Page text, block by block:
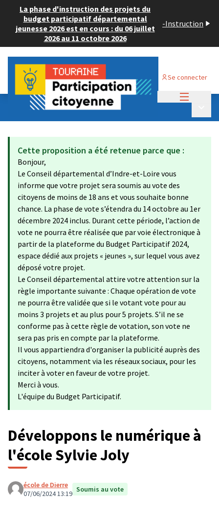
La phase d'instruction des projets du
budget participatif départemental
jeunesse 2026 est en cours : du 06 juillet
2026 au 11 octobre 2026
-Instruction
Se connecter
Budget Participatif JEUNESSE 2024
💡 Consulter les projets déposés
Cette proposition a été retenue parce que :
Bonjour,
Le Conseil départemental d’Indre-et-Loire vous
informe que votre projet sera soumis au vote des
citoyens de moins de 18 ans et vous souhaite bonne
chance. La phase de vote s’étendra du 14 octobre au 1er
décembre 2024 inclus. Durant cette période, l’action de
vote ne pourra être réalisée que par voie électronique à
partir de la plateforme du Budget Participatif 2024,
espace dédié aux projets « jeunes », sur lequel vous avez
déposé votre projet.
Le Conseil départemental attire votre attention sur la
règle importante suivante : Chaque opération de vote
ne pourra être validée que si le votant vote pour au
moins 3 projets et au plus pour 5 projets. S’il ne se
conforme pas à cette règle de votation, son vote ne
sera pas pris en compte par la plateforme.
Il vous appartiendra d'organiser la publicité auprès des
citoyens, notamment via les réseaux sociaux, pour les
inciter à voter en faveur de votre projet.
Merci à vous.
L'équipe du Budget Participatif.
Développons le numérique à
l'école Sylvie Joly
école de Dierre
07/06/2024 13:19 Soumis au vote